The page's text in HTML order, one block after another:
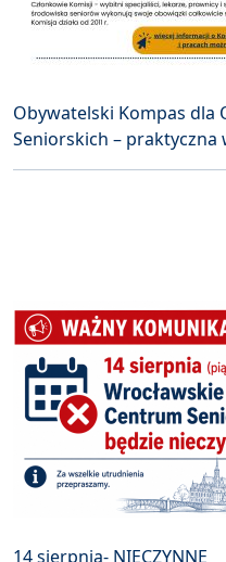
Obywatelski Kompas dla
Seniorskich – praktyczna
14 sierpnia- NIECZYNNE